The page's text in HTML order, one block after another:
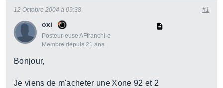
oxi
Posteur·euse AFfranchi·e
Membre depuis 21 ans
12 Octobre 2004 à 09:38 #1
Bonjour,
Je viens de m'acheter une Xone 92 et 2